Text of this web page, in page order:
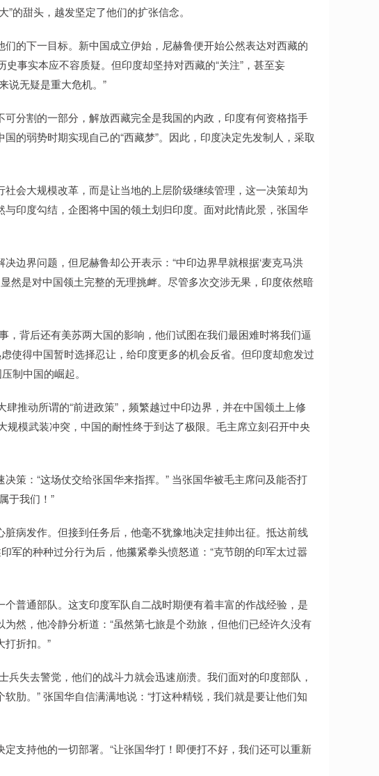
的甜头，越发坚定了他们的扩张信念。
的下一目标。新中国成立伊始，尼赫鲁便开始公然表达对西藏的
事实本应不容质疑。但印度却坚持对西藏的“关注”，甚至妄
说无疑是重大危机。”
分割的一部分，解放西藏完全是我国的内政，印度有何资格指手
的弱势时期实现自己的“西藏梦”。因此，印度决定先发制人，采取
会大规模改革，而是让当地的上层阶级继续管理，这一决策却为
印度勾结，企图将中国的领土划归印度。面对此情此景，张国华
边界问题，但尼赫鲁却公开表示：“中印边界早就根据‘麦克马洪
然是对中国领土完整的无理挑衅。尽管多次交涉无果，印度依然暗
，背后还有美苏两大国的影响，他们试图在我们最困难时将我们逼
使得中国暂时选择忍让，给印度更多的机会反省。但印度却愈发过
制中国的崛起。
推动所谓的“前进政策”，频繁越过中印边界，并在中国领土上修
模武装冲突，中国的耐性终于到达了极限。毛主席立刻召开中央
策：“这场仗交给张国华来指挥。” 当张国华被毛主席问及能否打
于我们！”
病发作。但接到任务后，他毫不犹豫地决定挂帅出征。抵达前线
军的种种过分行为后，他攥紧拳头愤怒道：“克节朗的印军太过嚣
普通部队。这支印度军队自二战时期便有着丰富的作战经验，是
然，他冷静分析道：“虽然第七旅是个劲旅，但他们已经许久没有
打折扣。”
兵失去警觉，他们的战斗力就会迅速崩溃。我们面对的印度部队，
肋。” 张国华自信满满地说：“打这种精锐，我们就是要让他们知
支持他的一切部署。“让张国华打！即便打不好，我们还可以重新